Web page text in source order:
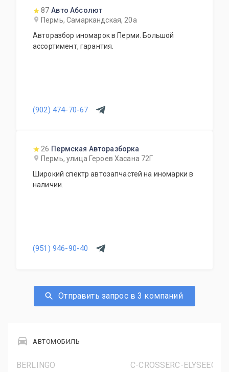
87 Авто Абсолют
Пермь, Самаркандская, 20а
Авторазбор иномарок в Перми. Большой
ассортимент, гарантия.
(902) 474-70-67
26 Пермская Авторазборка
Пермь, улица Героев Хасана 72Г
Широкий спектр автозапчастей на иномарки в
наличии.
(951) 946-90-40
Отправить запрос в 3 компаний
АВТОМОБИЛЬ
BERLINGO
C-CROSSERC-ELYSEEC2